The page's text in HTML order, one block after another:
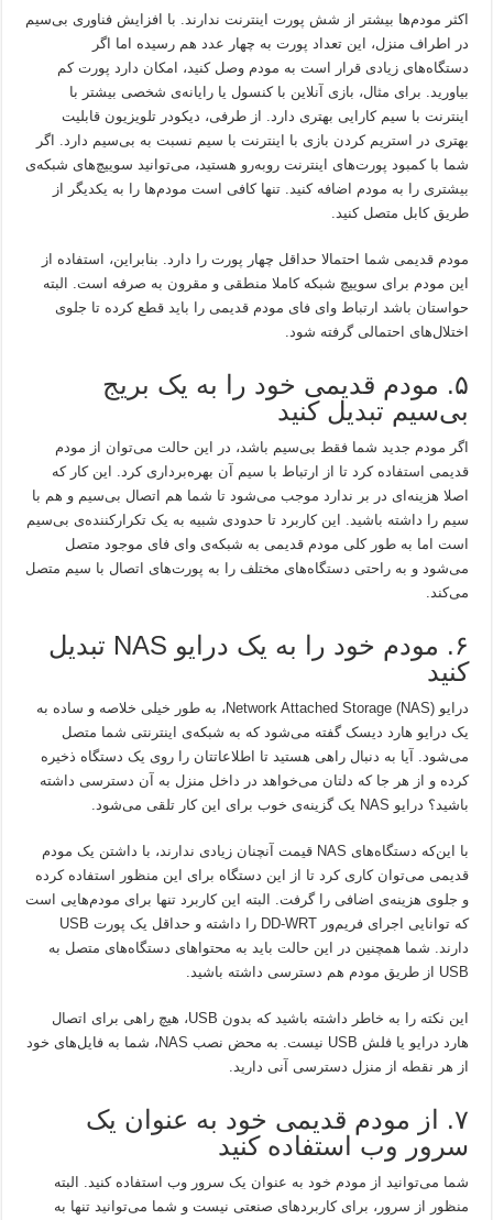
اکثر مودم‌ها بیشتر از شش پورت اینترنت ندارند. با افزایش فناوری بی‌سیم
در اطراف منزل، این تعداد پورت به چهار عدد هم رسیده اما اگر
دستگاه‌های زیادی قرار است به مودم وصل کنید، امکان دارد پورت کم
بیاورید. برای مثال، بازی آنلاین با کنسول یا رایانه‌ی شخصی بیشتر با
اینترنت با سیم کارایی بهتری دارد. از طرفی، دیکودر تلویزیون قابلیت
بهتری در استریم کردن بازی با اینترنت با سیم نسبت به بی‌سیم دارد. اگر
شما با کمبود پورت‌های اینترنت روبه‌رو هستید، می‌توانید سوییچ‌های شبکه‌ی
بیشتری را به مودم اضافه کنید. تنها کافی است مودم‌ها را به یکدیگر از
طریق کابل متصل کنید.
مودم قدیمی شما احتمالا حداقل چهار پورت را دارد. بنابراین، استفاده از
این مودم برای سوییچ شبکه کاملا منطقی و مقرون به صرفه است. البته
حواستان باشد ارتباط وای فای مودم قدیمی را باید قطع کرده تا جلوی
اختلال‌های احتمالی گرفته شود.
۵. مودم قدیمی خود را به یک بریج
بی‌سیم تبدیل کنید
اگر مودم جدید شما فقط بی‌سیم باشد، در این حالت می‌توان از مودم
قدیمی استفاده کرد تا از ارتباط با سیم آن بهره‌برداری کرد. این کار که
اصلا هزینه‌ای در بر ندارد موجب می‌شود تا شما هم اتصال بی‌سیم و هم با
سیم را داشته باشید. این کاربرد تا حدودی شبیه به یک تکرارکننده‌ی بی‌سیم
است اما به طور کلی مودم قدیمی به شبکه‌ی وای فای موجود متصل
می‌شود و به راحتی دستگاه‌های مختلف را به پورت‌های اتصال با سیم متصل
می‌کند.
۶. مودم خود را به یک درایو NAS تبدیل
کنید
درایو Network Attached Storage (NAS)، به طور خیلی خلاصه و ساده به
یک درایو هارد دیسک گفته می‌شود که به شبکه‌ی اینترنتی شما متصل
می‌شود. آیا به دنبال راهی هستید تا اطلاعاتتان را روی یک دستگاه ذخیره
کرده و از هر جا که دلتان می‌خواهد در داخل منزل به آن دسترسی داشته
باشید؟ درایو NAS یک گزینه‌ی خوب برای این کار تلقی می‌شود.
با این‌که دستگاه‌های NAS قیمت آنچنان زیادی ندارند، با داشتن یک مودم
قدیمی می‌توان کاری کرد تا از این دستگاه برای این منظور استفاده کرده
و جلوی هزینه‌ی اضافی را گرفت. البته این کاربرد تنها برای مودم‌هایی است
که توانایی اجرای فریم‌ور DD-WRT را داشته و حداقل یک پورت USB
دارند. شما همچنین در این حالت باید به محتواهای دستگاه‌های متصل به
USB از طریق مودم هم دسترسی داشته باشید.
این نکته را به خاطر داشته باشید که بدون USB، هیچ راهی برای اتصال
هارد درایو یا فلش USB نیست. به محض نصب NAS، شما به فایل‌های خود
از هر نقطه از منزل دسترسی آنی دارید.
۷. از مودم قدیمی خود به عنوان یک
سرور وب استفاده کنید
شما می‌توانید از مودم خود به عنوان یک سرور وب استفاده کنید. البته
منظور از سرور، برای کاربردهای صنعتی نیست و شما می‌توانید تنها به